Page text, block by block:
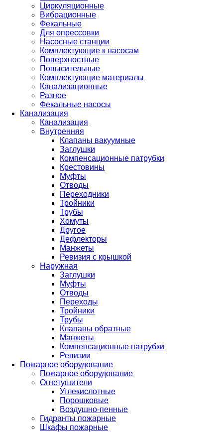
Циркуляционные
Вибрационные
Фекальные
Для опрессовки
Насосные станции
Комплектующие к насосам
Поверхностные
Повысительные
Комплектующие материалы
Канализационные
Разное
Фекальные насосы
Канализация
Канализация
Внутренняя
Клапаны вакуумные
Заглушки
Компенсационные патрубки
Крестовины
Муфты
Отводы
Переходники
Тройники
Трубы
Хомуты
Другое
Дефлекторы
Манжеты
Ревизия с крышкой
Наружная
Заглушки
Муфты
Отводы
Переходы
Тройники
Трубы
Клапаны обратные
Манжеты
Компенсационные патрубки
Ревизии
Пожарное оборудование
Пожарное оборудование
Огнетушители
Углекислотные
Порошковые
Воздушно-пенные
Гидранты пожарные
Шкафы пожарные